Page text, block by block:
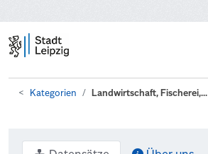
Kategorien Landwirtschaft, Fischerei,...